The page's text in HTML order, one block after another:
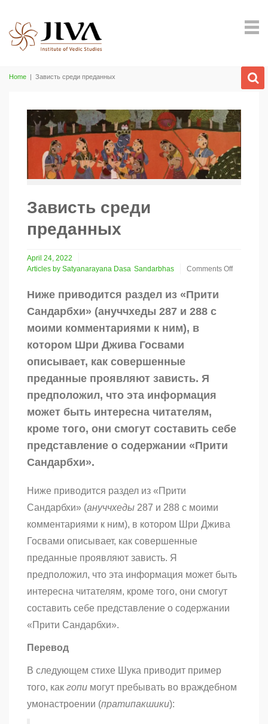
Home | Зависть среди преданных
Зависть среди
преданных
April 24, 2022
Articles by Satyanarayana Dasa Sandarbhas
Comments Off
Зависть
среди
преданных
Ниже приводится раздел из «Прити
Сандарбхи» (ануччхеды 287 и 288 с
моими комментариями к ним), в
котором Шри Джива Госвами
описывает, как совершенные
преданные проявляют зависть. Я
предположил, что эта информация
может быть интересна читателям,
кроме того, они смогут составить себе
представление о содержании «Прити
Сандарбхи».
Ниже приводится раздел из «Прити
Сандарбхи» (ануччхеды 287 и 288 с моими
комментариями к ним), в котором Шри Джива
Госвами описывает, как совершенные
преданные проявляют зависть. Я
предположил, что эта информация может быть
интересна читателям, кроме того, они смогут
составить себе представление о содержании
«Прити Сандарбхи».
Перевод
В следующем стихе Шука приводит пример
того, как гопи могут пребывать во враждебном
умонастроении (пратипакшики):